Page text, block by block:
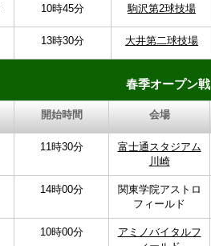
10時45分 駒沢第2球技場
13時30分 大井第二球技場
春季オープン戦
開始時間 会場
11時30分
富士通スタジアム
川崎
14時00分
関東学院アストロ
フィールド
10時00分
アミノバイタルフ